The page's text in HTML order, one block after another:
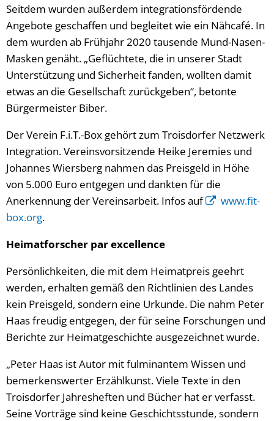
Seitdem wurden außerdem integrationsfördende
Angebote geschaffen und begleitet wie ein Nähcafé. In
dem wurden ab Frühjahr 2020 tausende Mund-Nasen-
Masken genäht. „Geflüchtete, die in unserer Stadt
Unterstützung und Sicherheit fanden, wollten damit
etwas an die Gesellschaft zurückgeben“, betonte
Bürgermeister Biber.
Der Verein F.i.T.-Box gehört zum Troisdorfer Netzwerk
Integration. Vereinsvorsitzende Heike Jeremies und
Johannes Wiersberg nahmen das Preisgeld in Höhe
von 5.000 Euro entgegen und dankten für die
Anerkennung der Vereinsarbeit. Infos auf
www.fit-
box.org.
Heimatforscher par excellence
Persönlichkeiten, die mit dem Heimatpreis geehrt
werden, erhalten gemäß den Richtlinien des Landes
kein Preisgeld, sondern eine Urkunde. Die nahm Peter
Haas freudig entgegen, der für seine Forschungen und
Berichte zur Heimatgeschichte ausgezeichnet wurde.
„Peter Haas ist Autor mit fulminantem Wissen und
bemerkenswerter Erzählkunst. Viele Texte in den
Troisdorfer Jahresheften und Bücher hat er verfasst.
Seine Vorträge sind keine Geschichtsstunde, sondern